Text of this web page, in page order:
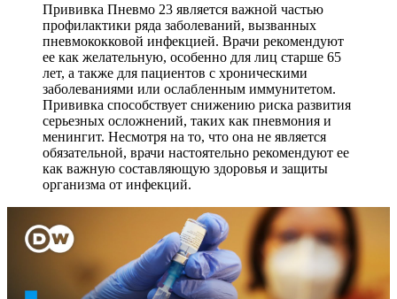
Прививка Пневмо 23 является важной частью
профилактики ряда заболеваний, вызванных
пневмококковой инфекцией. Врачи рекомендуют
ее как желательную, особенно для лиц старше 65
лет, а также для пациентов с хроническими
заболеваниями или ослабленным иммунитетом.
Прививка способствует снижению риска развития
серьезных осложнений, таких как пневмония и
менингит. Несмотря на то, что она не является
обязательной, врачи настоятельно рекомендуют ее
как важную составляющую здоровья и защиты
организма от инфекций.